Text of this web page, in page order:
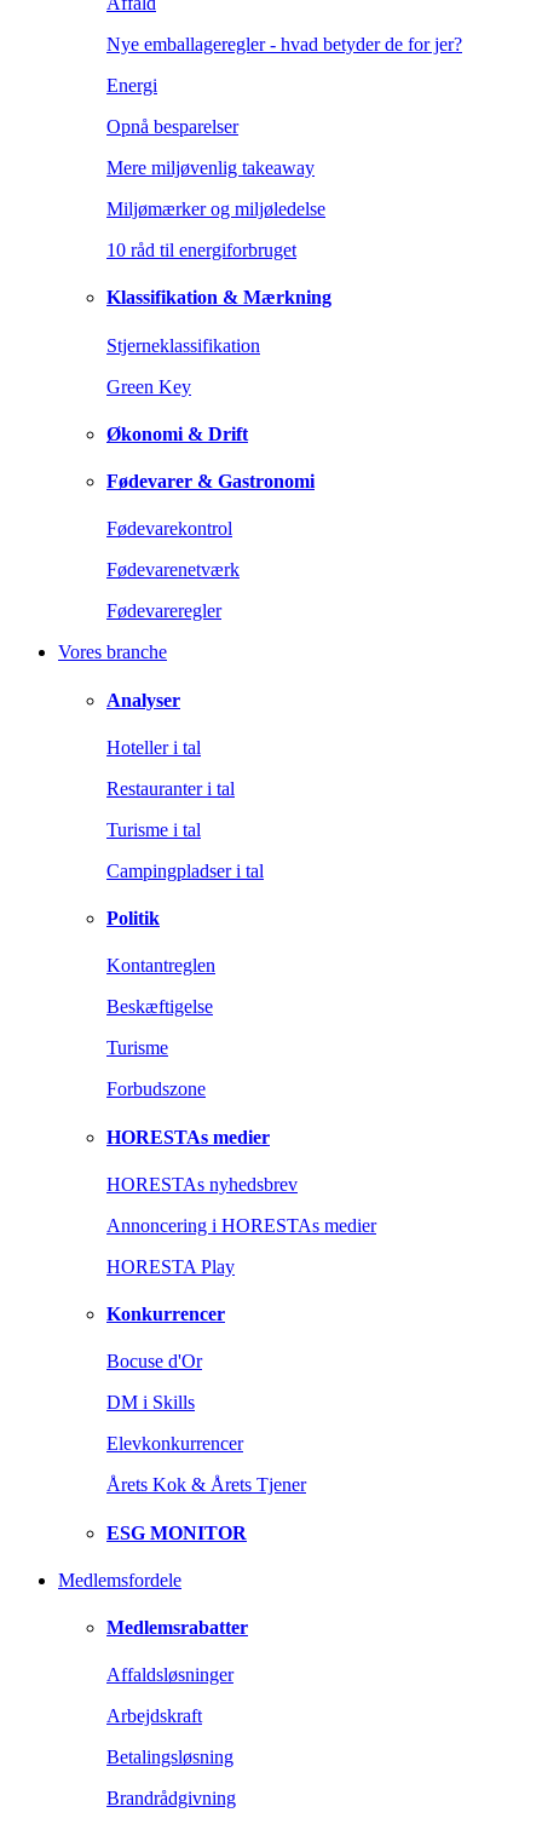
Nye emballageregler - hvad betyder de for jer?
Energi
Opnå besparelser
Mere miljøvenlig takeaway
Miljømærker og miljøledelse
10 råd til energiforbruget
Klassifikation & Mærkning
Stjerneklassifikation
Green Key
Økonomi & Drift
Fødevarer & Gastronomi
Fødevarekontrol
Fødevarenetværk
Fødevareregler
Vores branche
Analyser
Hoteller i tal
Restauranter i tal
Turisme i tal
Campingpladser i tal
Politik
Kontantreglen
Beskæftigelse
Turisme
Forbudszone
HORESTAs medier
HORESTAs nyhedsbrev
Annoncering i HORESTAs medier
HORESTA Play
Konkurrencer
Bocuse d'Or
DM i Skills
Elevkonkurrencer
Årets Kok & Årets Tjener
ESG MONITOR
Medlemsfordele
Medlemsrabatter
Affaldsløsninger
Arbejdskraft
Betalingsløsning
Brandrådgivning